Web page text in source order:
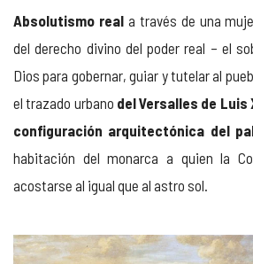
Absolutismo real a través de una
del derecho divino del poder real – el
Dios para gobernar, guiar y tutelar al
el trazado urbano del Versalles de Luis
configuración arquitectónica del
habitación del monarca a quien la
acostarse al igual que al astro sol.